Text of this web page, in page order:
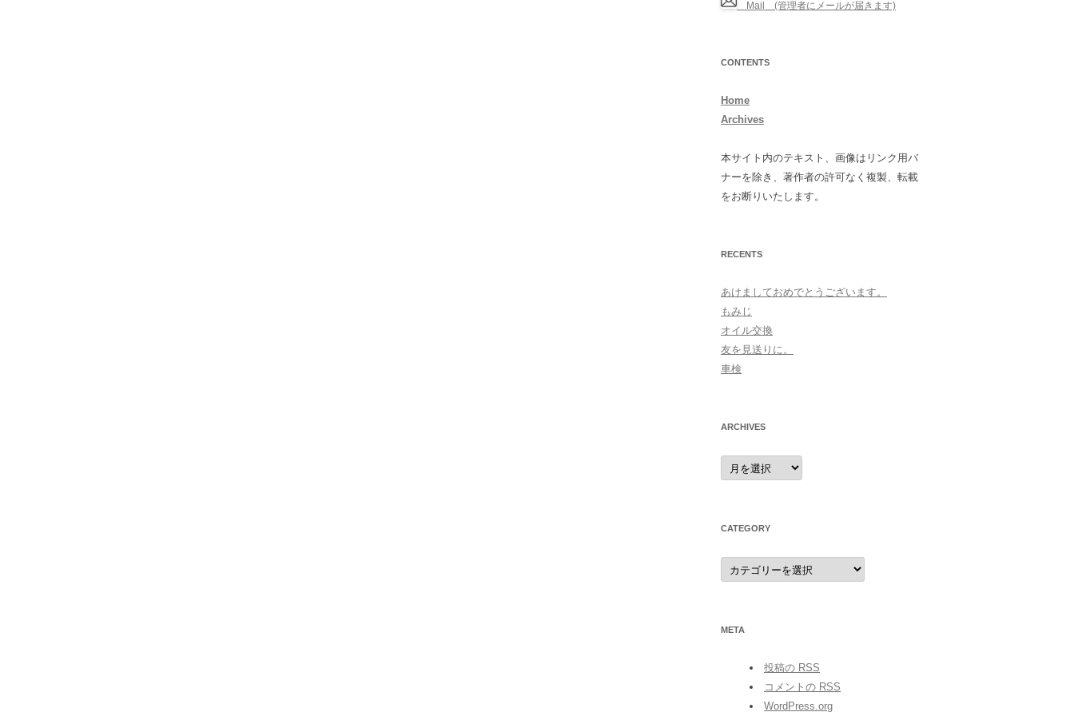
Mail (管理者にメールが届きます)
CONTENTS
Home
Archives
本サイト内のテキスト、画像はリンク用バ
ナーを除き、著作者の許可なく複製、転載
をお断りいたします。
RECENTS
あけましておめでとうございます。
もみじ
オイル交換
友を見送りに。
車検
ARCHIVES
archives
CATEGORY
category
META
投稿の RSS
コメントの RSS
WordPress.org